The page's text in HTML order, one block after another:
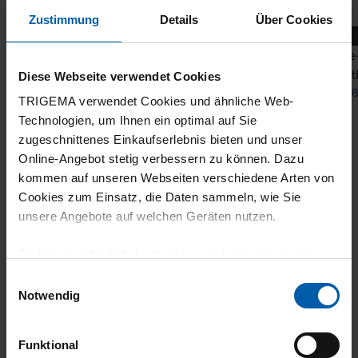
Zustimmung Details Über Cookies
Diese Webseite verwendet Cookies
TRIGEMA verwendet Cookies und ähnliche Web-
Technologien, um Ihnen ein optimal auf Sie
zugeschnittenes Einkaufserlebnis bieten und unser
Online-Angebot stetig verbessern zu können. Dazu
kommen auf unseren Webseiten verschiedene Arten von
Cookies zum Einsatz, die Daten sammeln, wie Sie
unsere Angebote auf welchen Geräten nutzen.
grundlegende Funktionen wie etwa zur Auswahl und
gewährleisten.
Notwendig
Funktional
from
shipping